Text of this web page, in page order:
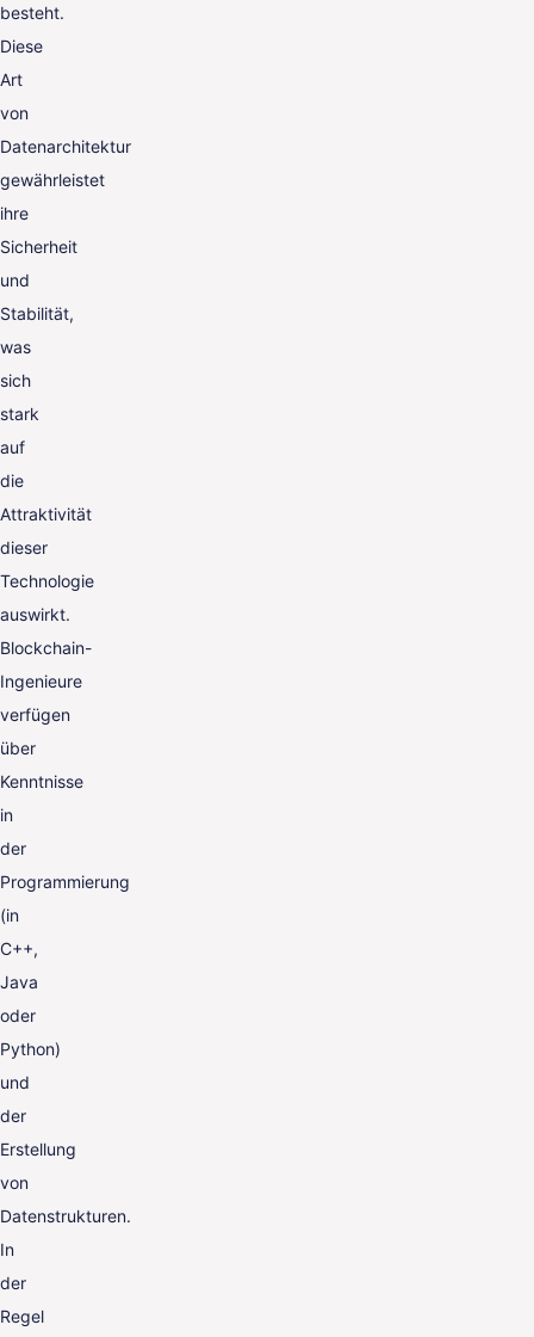
besteht.
Diese
Art
von
Datenarchitektur
gewährleistet
ihre
Sicherheit
und
Stabilität,
was
sich
stark
auf
die
Attraktivität
dieser
Technologie
auswirkt.
Blockchain-
Ingenieure
verfügen
über
Kenntnisse
in
der
Programmierung
(in
C++,
Java
oder
Python)
und
der
Erstellung
von
Datenstrukturen.
In
der
Regel